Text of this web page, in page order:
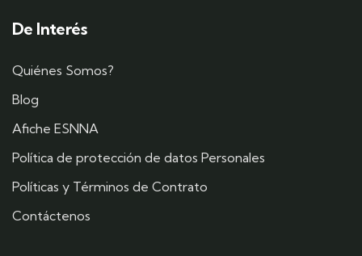
De Interés
Quiénes Somos?
Blog
Afiche ESNNA
Política de protección de datos Personales
Políticas y Términos de Contrato
Contáctenos